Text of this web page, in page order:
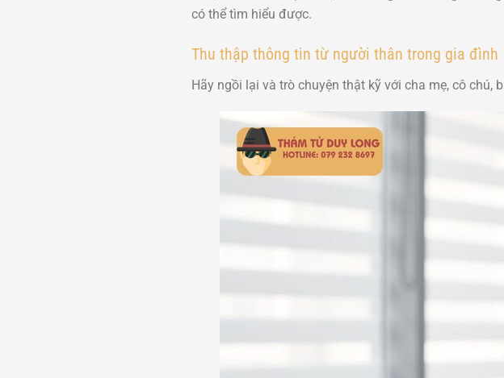
có thể tìm hiểu được.
Thu thập thông tin từ người thân trong gia đình
Hãy ngồi lại và trò chuyện thật kỹ với cha mẹ, cô